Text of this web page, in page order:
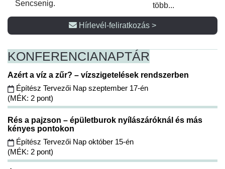
Sencsenig.
több...
Hírlevél-feliratkozás >
KONFERENCIANAPTÁR
Azért a víz a zűr? – vízszigetelések rendszerben
Építész Tervezői Nap szeptember 17-én
(MÉK: 2 pont)
Rés a pajzson – épületburok nyílászáróknál és más
kényes pontokon
Építész Tervezői Nap október 15-én
(MÉK: 2 pont)